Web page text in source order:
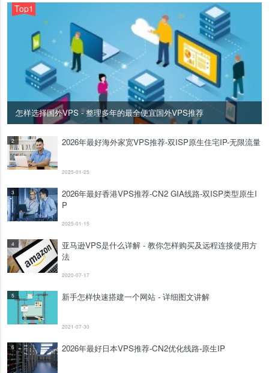
Top1
怎样选择国外VPS - 整理多年的最全便宜国外VPS推荐
2 2026年最好海外家宽VPS推荐-双ISP原生住宅IP-无限流量
2025-01-25
3
2026年最好香港VPS推荐-CN2 GIA线路-双ISP类型原生I
P
2025-01-15
4
亚马逊VPS是什么详解 - 教你怎样购买及远程连接使用方
法
2020-07-17
5 新手怎样快速搭建一个网站 - 详细图文讲解
2021-07-30
6 2026年最好日本VPS推荐-CN2优化线路-原生IP